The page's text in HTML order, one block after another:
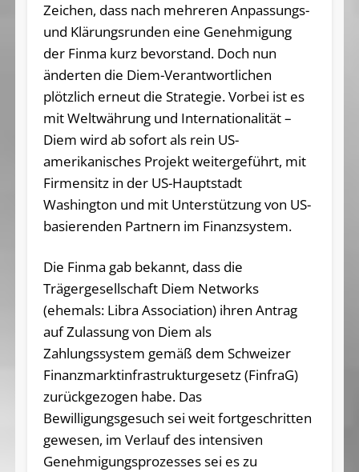
Zeichen, dass nach mehreren Anpassungs-
und Klärungsrunden eine Genehmigung
der Finma kurz bevorstand. Doch nun
änderten die Diem-Verantwortlichen
plötzlich erneut die Strategie. Vorbei ist es
mit Weltwährung und Internationalität –
Diem wird ab sofort als rein US-
amerikanisches Projekt weitergeführt, mit
Firmensitz in der US-Hauptstadt
Washington und mit Unterstützung von US-
basierenden Partnern im Finanzsystem.
Die Finma gab bekannt, dass die
Trägergesellschaft Diem Networks
(ehemals: Libra Association) ihren Antrag
auf Zulassung von Diem als
Zahlungssystem gemäß dem Schweizer
Finanzmarktinfrastrukturgesetz (FinfraG)
zurückgezogen habe. Das
Bewilligungsgesuch sei weit fortgeschritten
gewesen, im Verlauf des intensiven
Genehmigungsprozesses sei es zu